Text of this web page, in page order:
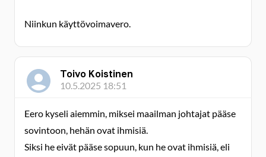
Niinkun käyttövoimavero.
Toivo Koistinen
10.5.2025 18:51
Eero kyseli aiemmin, miksei maailman johtajat pääse
sovintoon, hehän ovat ihmisiä.
Siksi he eivät pääse sopuun, kun he ovat ihmisiä, eli